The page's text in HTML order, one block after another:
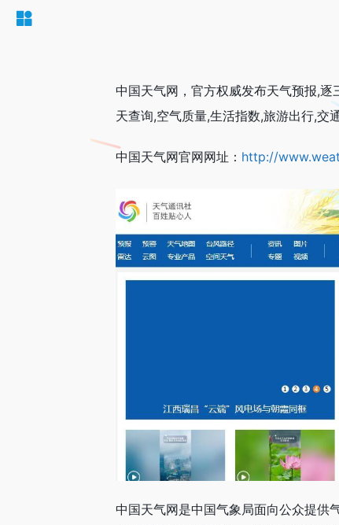
中国天气网，官方权威发布天气预报,
天查询,空气质量,生活指数,旅游出行,交
中国天气网官网网址： http://
中国天气网是中国气象局面向公众提供